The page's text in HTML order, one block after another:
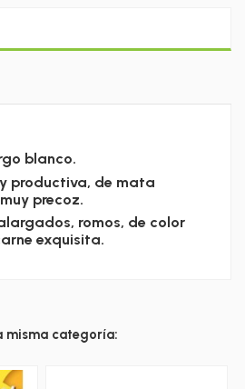
blanco.
productiva, de mata
precoz.
romos, de color
exquisita.
misma categoría: